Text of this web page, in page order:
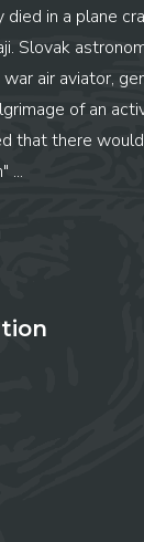
in a plane
Slovak
air aviator,
of an
that there
...